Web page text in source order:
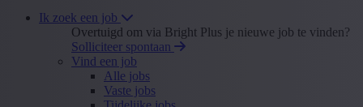
Ik zoek een job
Overtuigd om via Bright Plus je nieuwe job te vinden?
Solliciteer spontaan
Vind een job
Alle jobs
Vaste jobs